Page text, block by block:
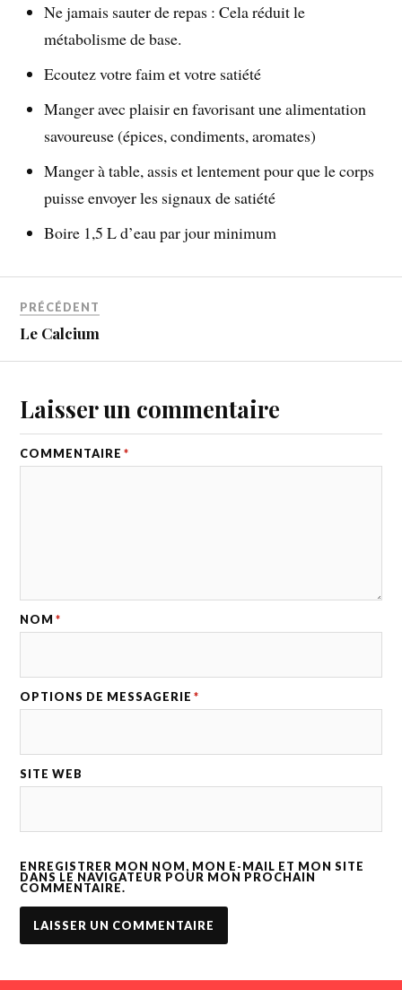
Ne jamais sauter de repas : Cela réduit le
métabolisme de base.
Ecoutez votre faim et votre satiété
Manger avec plaisir en favorisant une alimentation
savoureuse (épices, condiments, aromates)
Manger à table, assis et lentement pour que le corps
puisse envoyer les signaux de satiété
Boire 1,5 L d’eau par jour minimum
PRÉCÉDENT
Le Calcium
Laisser un commentaire
COMMENTAIRE *
NOM *
OPTIONS DE MESSAGERIE *
SITE WEB
ENREGISTRER MON NOM, MON E-MAIL ET MON SITE
DANS LE NAVIGATEUR POUR MON PROCHAIN
COMMENTAIRE.